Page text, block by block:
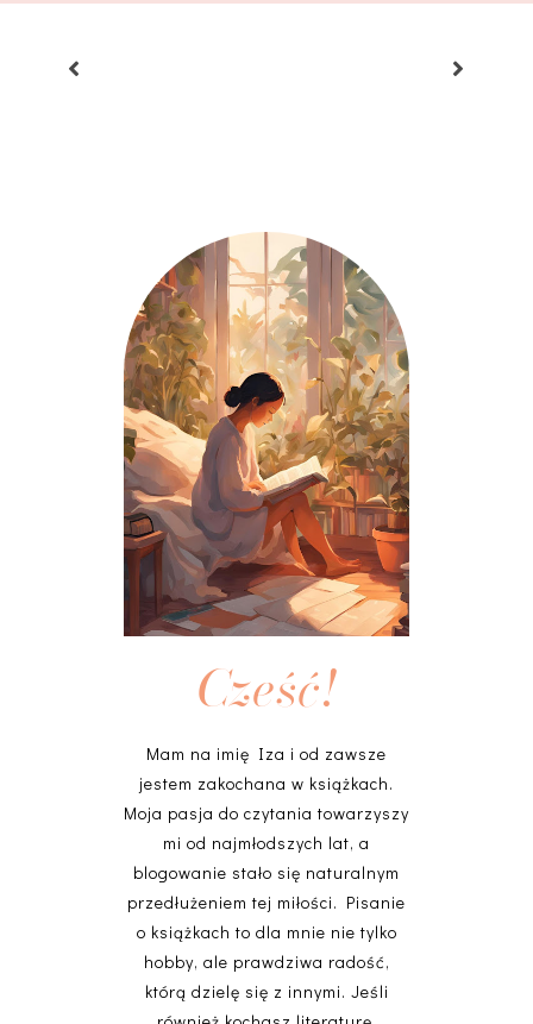
Cześć!
Mam na imię Iza i od zawsze
jestem zakochana w książkach.
Moja pasja do czytania towarzyszy
mi od najmłodszych lat, a
blogowanie stało się naturalnym
przedłużeniem tej miłości. Pisanie
o książkach to dla mnie nie tylko
hobby, ale prawdziwa radość,
którą dzielę się z innymi. Jeśli